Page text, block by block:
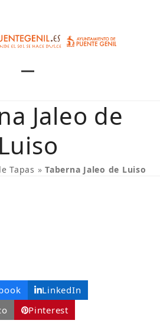
mobile
menu
mobile
menu
Jaleo de
Luiso
Tapas » Taberna Jaleo de Luiso
LinkedIn
Pinterest